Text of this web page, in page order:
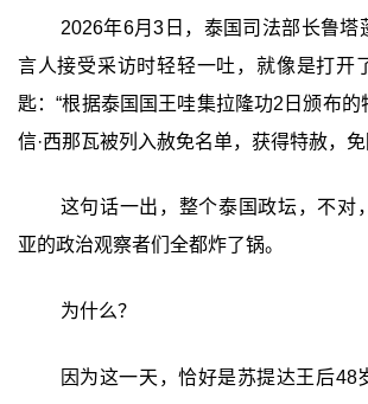
2026年6月3日，泰国司法部长鲁
言人接受采访时轻轻一吐，就像是打开
匙：“根据泰国国王哇集拉隆功2日颁布
信·西那瓦被列入赦免名单，获得特赦，
这句话一出，整个泰国政坛，不对
亚的政治观察者们全都炸了锅。
为什么？
因为这一天，恰好是苏提达王后48